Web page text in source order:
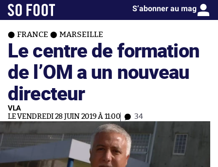
S’abonner au mag
FRANCE MARSEILLE
Le centre de formation
de l’OM a un nouveau
directeur
VLA
LE VENDREDI 28 JUIN 2019 À 11:00 34